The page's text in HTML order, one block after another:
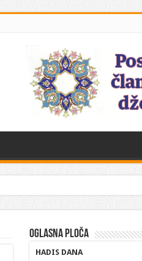
Oglasna ploča
HADIS DANA